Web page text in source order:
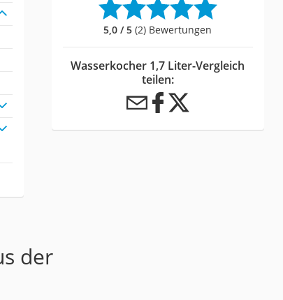
5,0 / 5 (2) Bewertungen
Wasserkocher 1,7 Liter-Vergleich
teilen:
der